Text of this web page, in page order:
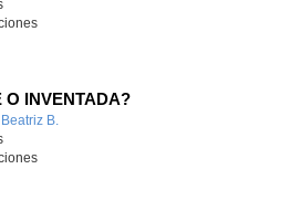
O INVENTADA?
Beatriz B.